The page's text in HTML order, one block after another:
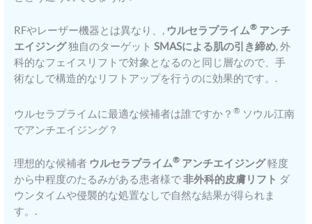
RFやレーザー機器とは異なり、, ウルセラプライム® アンチ
エイジング独自のターゲットSMASによる肌の引き締め, 外
科的なフェイスリフトで対象となるのと同じ層なので、手
術なしで構造的なリフトアップを行うのに効果的です。.
ウルセラプライムに最適な候補者は誰ですか？® ソウル江南
でアンチエイジング？
理想的な候補者 ウルセラプライム® アンチエイジング軽度
から中程度のたるみがある患者様で非外科的皮膚リフト ダ
ウンタイムや侵襲的な処置なしで自然な結果が得られま
す。.